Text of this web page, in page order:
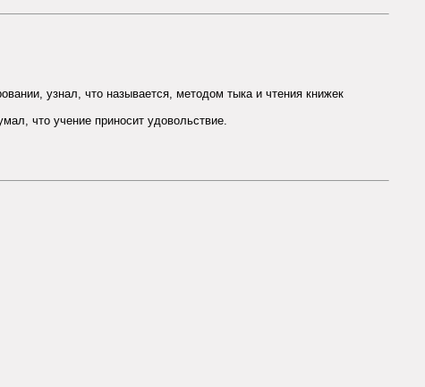
узнал, что называется, методом тыка и чтения книжек
что учение приносит удовольствие.